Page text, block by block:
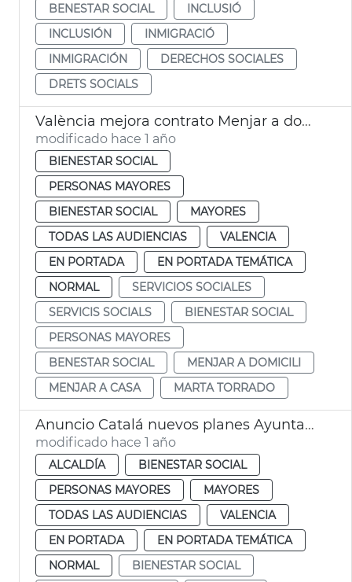
BENESTAR SOCIAL
INCLUSIÓ
INCLUSIÓN
INMIGRACIÓ
INMIGRACIÓN
DERECHOS SOCIALES
DRETS SOCIALS
València mejora contrato Menjar a domicili personas mayores
modificado hace 1 año
BIENESTAR SOCIAL
PERSONAS MAYORES
BIENESTAR SOCIAL
MAYORES
TODAS LAS AUDIENCIAS
VALENCIA
EN PORTADA
EN PORTADA TEMÁTICA
NORMAL
SERVICIOS SOCIALES
SERVICIS SOCIALS
BIENESTAR SOCIAL
PERSONAS MAYORES
BENESTAR SOCIAL
MENJAR A DOMICILI
MENJAR A CASA
MARTA TORRADO
Anuncio Catalá nuevos planes Ayuntamiento València centros mayores
modificado hace 1 año
ALCALDÍA
BIENESTAR SOCIAL
PERSONAS MAYORES
MAYORES
TODAS LAS AUDIENCIAS
VALENCIA
EN PORTADA
EN PORTADA TEMÁTICA
NORMAL
BIENESTAR SOCIAL